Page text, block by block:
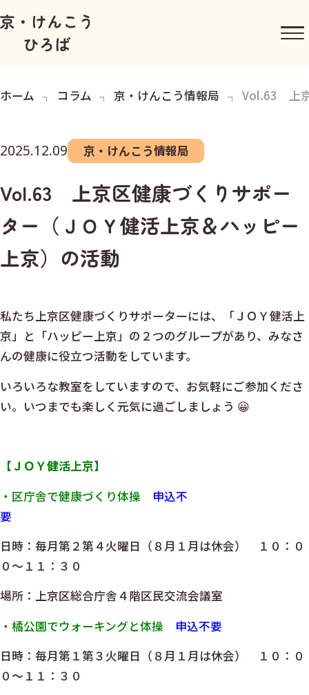
ホーム コラム 京・けんこう情報局 Vol.63 上京
2025.12.09 京・けんこう情報局
Vol.63 上京区健康づくりサポー
ター（ＪＯＹ健活上京＆ハッピー
上京）の活動
私たち上京区健康づくりサポーターには、「ＪＯＹ健活上
京」と「ハッピー上京」の２つのグループがあり、みなさ
んの健康に役立つ活動をしています。
いろいろな教室をしていますので、お気軽にご参加くださ
い。いつまでも楽しく元気に過ごしましょう 😀
【ＪＯＹ健活上京】
・区庁舎で健康づくり体操
申込不
要
日時：毎月第２第４火曜日（８月１月は休会） １０：０
０～１１：３０
場所：上京区総合庁舎４階区民交流会議室
・橘公園でウォーキングと体操
申込不要
日時：毎月第１第３火曜日（８月１月は休会） １０：０
０～１１：３０